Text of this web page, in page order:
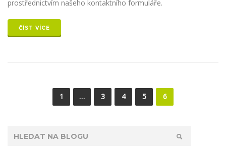
prostřednictvím našeho kontaktního formuláře.
ČÍST VÍCE
1 … 3 4 5 6